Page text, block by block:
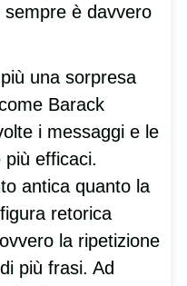
è davvero
una sorpresa
Barack
i messaggi e le
più efficaci.
antica quanto la
retorica
la ripetizione
più frasi. Ad